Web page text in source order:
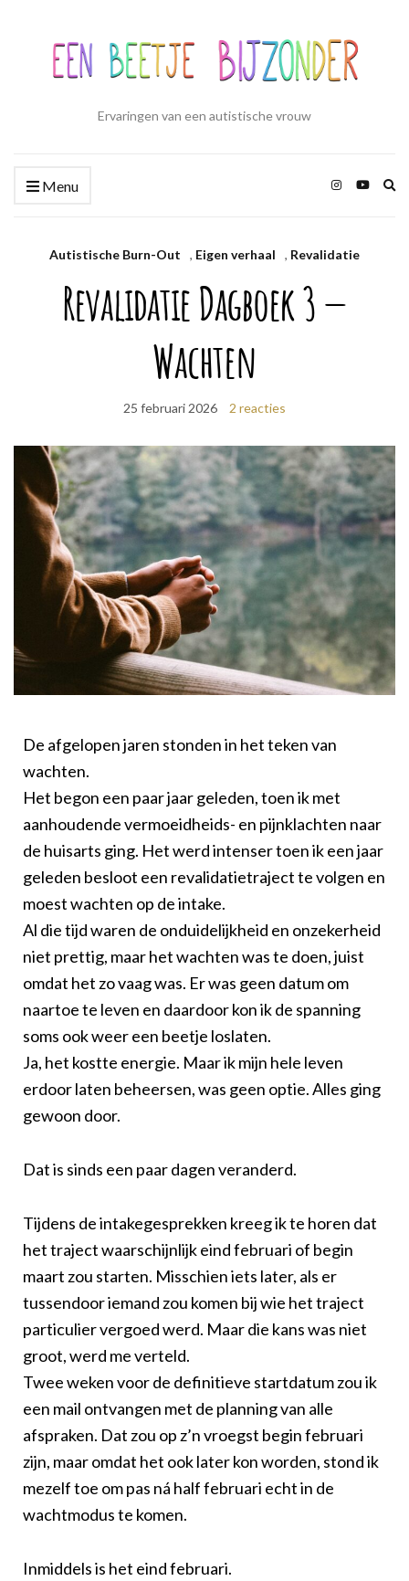
Ervaringen van een autistische vrouw
Menu
Autistische Burn-Out , Eigen verhaal , Revalidatie
Revalidatie Dagboek 3 —
Wachten
25 februari 2026 2 reacties
De afgelopen jaren stonden in het teken van
wachten.
Het begon een paar jaar geleden, toen ik met
aanhoudende vermoeidheids- en pijnklachten naar
de huisarts ging. Het werd intenser toen ik een jaar
geleden besloot een revalidatietraject te volgen en
moest wachten op de intake.
Al die tijd waren de onduidelijkheid en onzekerheid
niet prettig, maar het wachten was te doen, juist
omdat het zo vaag was. Er was geen datum om
naartoe te leven en daardoor kon ik de spanning
soms ook weer een beetje loslaten.
Ja, het kostte energie. Maar ik mijn hele leven
erdoor laten beheersen, was geen optie. Alles ging
gewoon door.
Dat is sinds een paar dagen veranderd.
Tijdens de intakegesprekken kreeg ik te horen dat
het traject waarschijnlijk eind februari of begin
maart zou starten. Misschien iets later, als er
tussendoor iemand zou komen bij wie het traject
particulier vergoed werd. Maar die kans was niet
groot, werd me verteld.
Twee weken voor de definitieve startdatum zou ik
een mail ontvangen met de planning van alle
afspraken. Dat zou op z’n vroegst begin februari
zijn, maar omdat het ook later kon worden, stond ik
mezelf toe om pas ná half februari echt in de
wachtmodus te komen.
Inmiddels is het eind februari.